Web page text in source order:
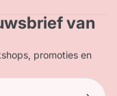
van
promoties en